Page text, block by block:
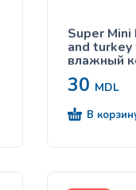
Super
and
влажный
сердечками
30 MDL
В